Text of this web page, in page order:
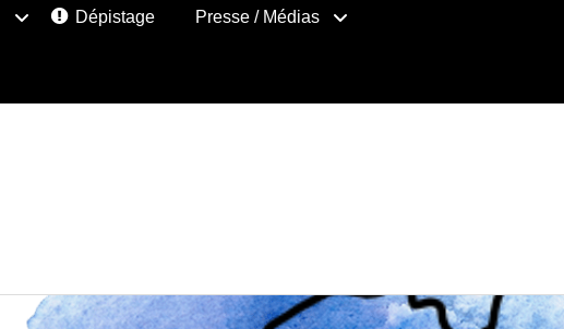
Dépistage Presse / Médias